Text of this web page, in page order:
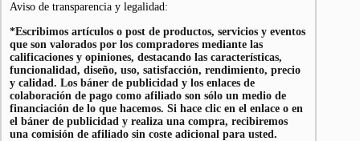
Aviso de transparencia y legalidad:
*Escribimos artículos o post de productos, servicios y eventos
que son valorados por los compradores mediante las
calificaciones y opiniones, destacando las características,
funcionalidad, diseño, uso, satisfacción, rendimiento, precio
y calidad. Los báner de publicidad y los enlaces de
colaboración de pago como afiliado son sólo un medio de
financiación de lo que hacemos. Si hace clic en el enlace o en
el báner de publicidad y realiza una compra, recibiremos
una comisión de afiliado sin coste adicional para usted.